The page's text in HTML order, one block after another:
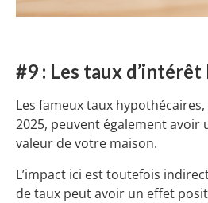
#9 : Les taux
Les fameux taux
2025, peuvent également avoir
valeur de votre maison.
L’impact ici est toutefois
de taux peut avoir un effet